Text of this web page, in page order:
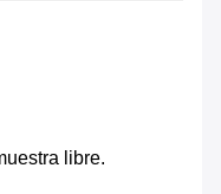
libre.